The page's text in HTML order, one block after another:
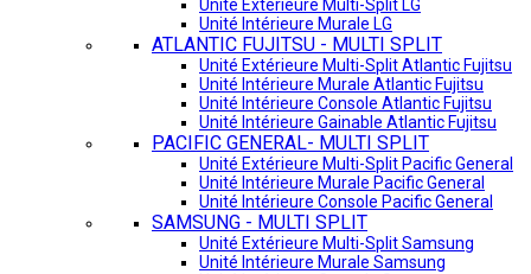
Unité Extérieure Multi-Split LG
Unité Intérieure Murale LG
ATLANTIC FUJITSU - MULTI SPLIT
Unité Extérieure Multi-Split Atlantic Fujitsu
Unité Intérieure Murale Atlantic Fujitsu
Unité Intérieure Console Atlantic Fujitsu
Unité Intérieure Gainable Atlantic Fujitsu
PACIFIC GENERAL- MULTI SPLIT
Unité Extérieure Multi-Split Pacific General
Unité Intérieure Murale Pacific General
Unité Intérieure Console Pacific General
SAMSUNG - MULTI SPLIT
Unité Extérieure Multi-Split Samsung
Unité Intérieure Murale Samsung